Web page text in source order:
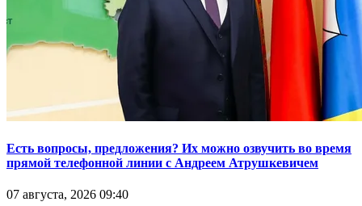
Есть вопросы, предложения? Их можно озвучить во время
прямой телефонной линии с Андреем Атрушкевичем
07 августа, 2026 09:40